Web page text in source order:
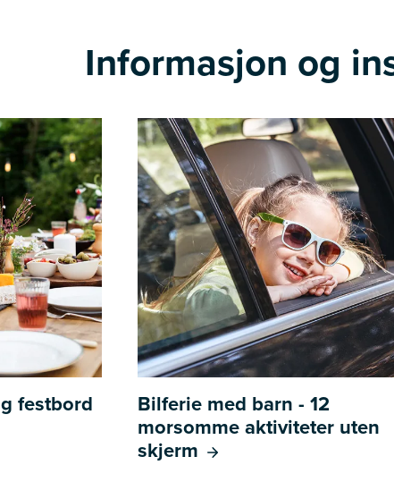
Informasjon og
festbord
Bilferie med barn - 12
morsomme aktiviteter uten
skjerm